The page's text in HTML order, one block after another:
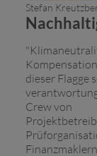
Stefan
dieser Flagge
Crew von